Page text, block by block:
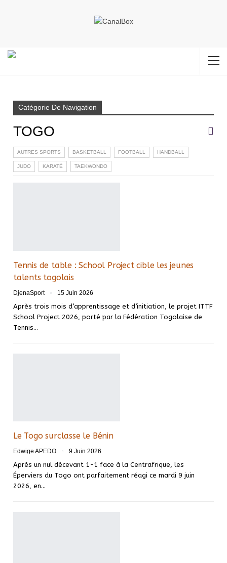
Catégorie De Navigation
TOGO
AUTRES SPORTS BASKETBALL FOOTBALL HANDBALL
JUDO KARATÉ TAEKWONDO
Tennis de table : School Project cible les jeunes
talents togolais
DjenaSport 15 Juin 2026
Après trois mois d’apprentissage et d’initiation, le projet ITTF
School Project 2026, porté par la Fédération Togolaise de
Tennis…
Le Togo surclasse le Bénin
Edwige APEDO 9 Juin 2026
Après un nul décevant 1-1 face à la Centrafrique, les
Éperviers du Togo ont parfaitement réagi ce mardi 9 juin
2026, en…